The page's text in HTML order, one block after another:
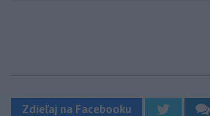
Zdieľaj na Facebooku